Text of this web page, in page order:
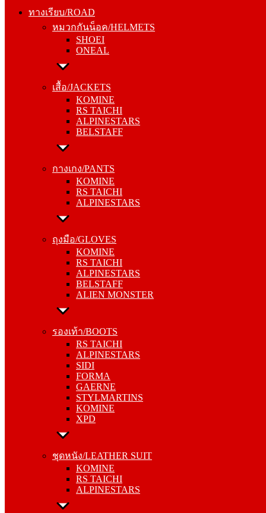
ทางเรียบ/ROAD
หมวกกันน็อค/HELMETS
SHOEI
ONEAL
เสื้อ/JACKETS
KOMINE
RS TAICHI
ALPINESTARS
BELSTAFF
กางเกง/PANTS
KOMINE
RS TAICHI
ALPINESTARS
ถุงมือ/GLOVES
KOMINE
RS TAICHI
ALPINESTARS
BELSTAFF
ALIEN MONSTER
รองเท้า/BOOTS
RS TAICHI
ALPINESTARS
SIDI
FORMA
GAERNE
STYLMARTINS
KOMINE
XPD
ชุดหนัง/LEATHER SUIT
KOMINE
RS TAICHI
ALPINESTARS
หมวกกันน็อค/HELMETS
SHOEI
ONEAL
เสื้อ/JACKETS
RS TAICHI
ALPINESTARS
BELSTAFF
กางเกง/PANTS
RS TAICHI
ALPINESTARS
ถุงมือ/GLOVES
RS TAICHI
ALPINESTARS
BELSTAFF
ALIEN MONSTER
รองเท้า/BOOTS
ALPINESTARS
SIDI
FORMA
GAERNE
STYLMARTINS
KOMINE
XPD
ชุดหนัง/LEATHER SUIT
RS TAICHI
ALPINESTARS
การ์ด/PROTECTOR